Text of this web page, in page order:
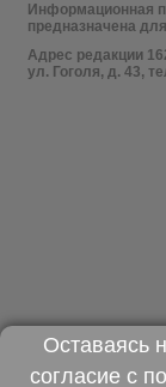
Информационная
предназначена
Адрес редакции
ул. Гоголя, д. 43,
Оставаясь
согласие с